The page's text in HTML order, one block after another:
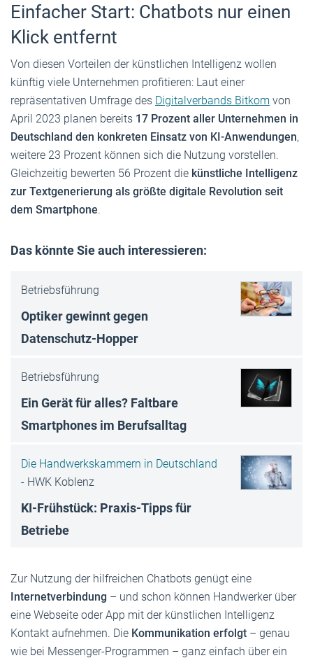
Einfacher Start: Chatbots nur einen
Klick entfernt
Von diesen Vorteilen der künstlichen Intelligenz wollen
künftig viele Unternehmen profitieren: Laut einer
repräsentativen Umfrage des Digitalverbands Bitkom von
April 2023 planen bereits 17 Prozent aller Unternehmen in
Deutschland den konkreten Einsatz von KI-Anwendungen,
weitere 23 Prozent können sich die Nutzung vorstellen.
Gleichzeitig bewerten 56 Prozent die künstliche Intelligenz
zur Textgenerierung als größte digitale Revolution seit
dem Smartphone.
Das könnte Sie auch interessieren:
Betriebsführung
Optiker gewinnt gegen
Datenschutz-Hop­per
Betriebsführung
Ein Gerät für alles? Faltbare
Smartphones im Berufsalltag
Die Handwerkskammern in Deutschland
- HWK Koblenz
KI-Frühstück: Praxis-Tipps für
Betriebe
Zur Nutzung der hilfreichen Chatbots genügt eine
Internetverbindung – und schon können Handwerker über
eine Webseite oder App mit der künstlichen Intelligenz
Kontakt aufnehmen. Die Kommunikation erfolgt – genau
wie bei Messenger-Programmen – ganz einfach über ein